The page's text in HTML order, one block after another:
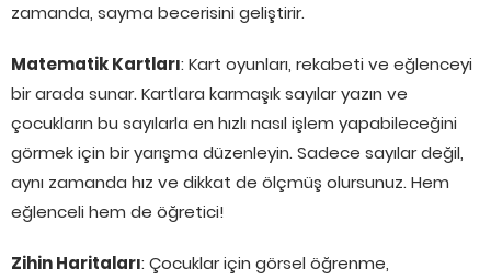
zamanda, sayma becerisini geliştirir.
Matematik Kartları: Kart oyunları, rekabeti ve eğlenceyi
bir arada sunar. Kartlara karmaşık sayılar yazın ve
çocukların bu sayılarla en hızlı nasıl işlem yapabileceğini
görmek için bir yarışma düzenleyin. Sadece sayılar değil,
aynı zamanda hız ve dikkat de ölçmüş olursunuz. Hem
eğlenceli hem de öğretici!
Zihin Haritaları: Çocuklar için görsel öğrenme,